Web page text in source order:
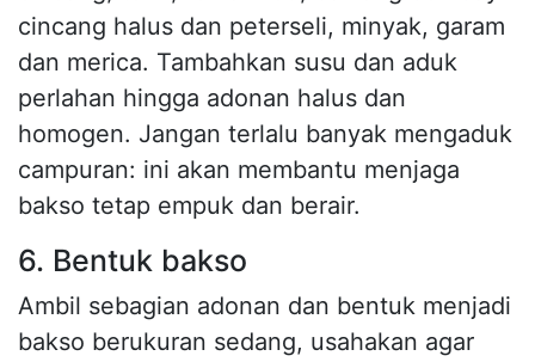
cincang halus dan peterseli, minyak, garam
dan merica. Tambahkan susu dan aduk
perlahan hingga adonan halus dan
homogen. Jangan terlalu banyak mengaduk
campuran: ini akan membantu menjaga
bakso tetap empuk dan berair.
6. Bentuk bakso
Ambil sebagian adonan dan bentuk menjadi
bakso berukuran sedang, usahakan agar